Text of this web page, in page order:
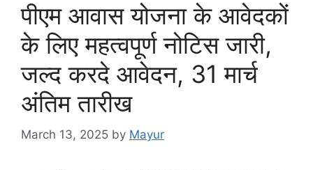
पीएम आवास योजना के आवेदकों
के लिए महत्वपूर्ण नोटिस जारी,
जल्द करदे आवेदन, 31 मार्च
अंतिम तारीख
March 13, 2025 by Mayur